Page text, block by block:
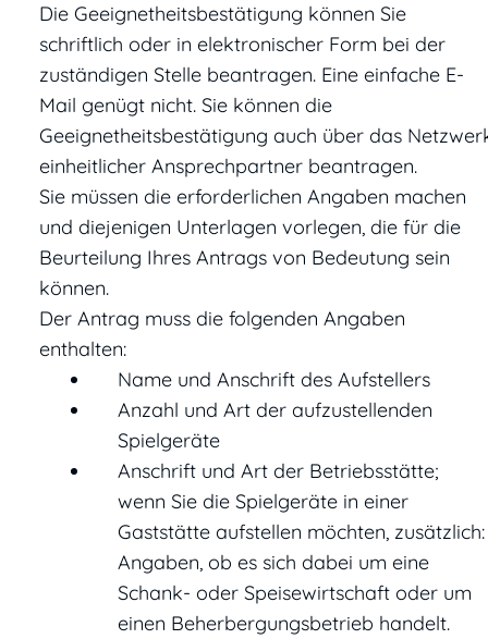
Die Geeignetheitsbestätigung können Sie
schriftlich oder in elektronischer Form bei der
zuständigen Stelle beantragen. Eine einfache E-
Mail genügt nicht. Sie können die
Geeignetheitsbestätigung auch über das
einheitlicher Ansprechpartner beantragen.
Sie müssen die erforderlichen Angaben machen
und diejenigen Unterlagen vorlegen, die für die
Beurteilung Ihres Antrags von Bedeutung sein
können.
Der Antrag muss die folgenden Angaben
enthalten:
Name und Anschrift des Aufstellers
Anzahl und Art der aufzustellenden
Spielgeräte
Anschrift und Art der Betriebsstätte;
wenn Sie die Spielgeräte in einer
Gaststätte aufstellen möchten, zusätzlich:
Angaben, ob es sich dabei um eine
Schank- oder Speisewirtschaft oder um
einen Beherbergungsbetrieb handelt.